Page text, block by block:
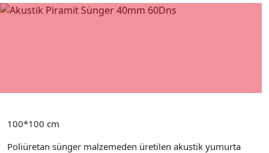
100*100 cm
Poliüretan sünger malzemeden üretilen akustik yumurta